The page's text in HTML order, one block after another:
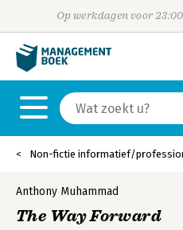
Op werkdagen voor
Non-fictie informatief/
Anthony Muhammad
The Way Forward